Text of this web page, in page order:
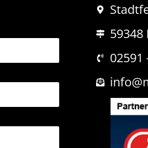
59348
02591